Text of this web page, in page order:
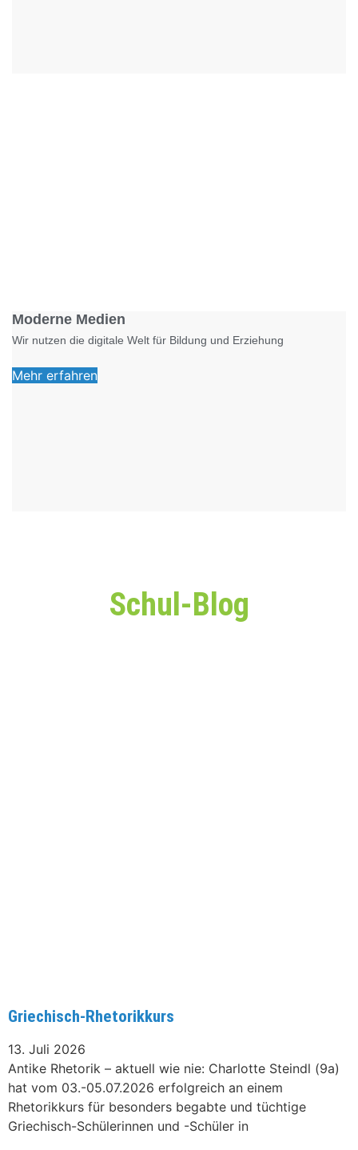
Moderne Medien
Wir nutzen die digitale Welt für Bildung und Erziehung
Mehr erfahren
Schul-Blog
Griechisch-Rhetorikkurs
13. Juli 2026
Antike Rhetorik – aktuell wie nie: Charlotte Steindl (9a)
hat vom 03.-05.07.2026 erfolgreich an einem
Rhetorikkurs für besonders begabte und tüchtige
Griechisch-Schülerinnen und -Schüler in